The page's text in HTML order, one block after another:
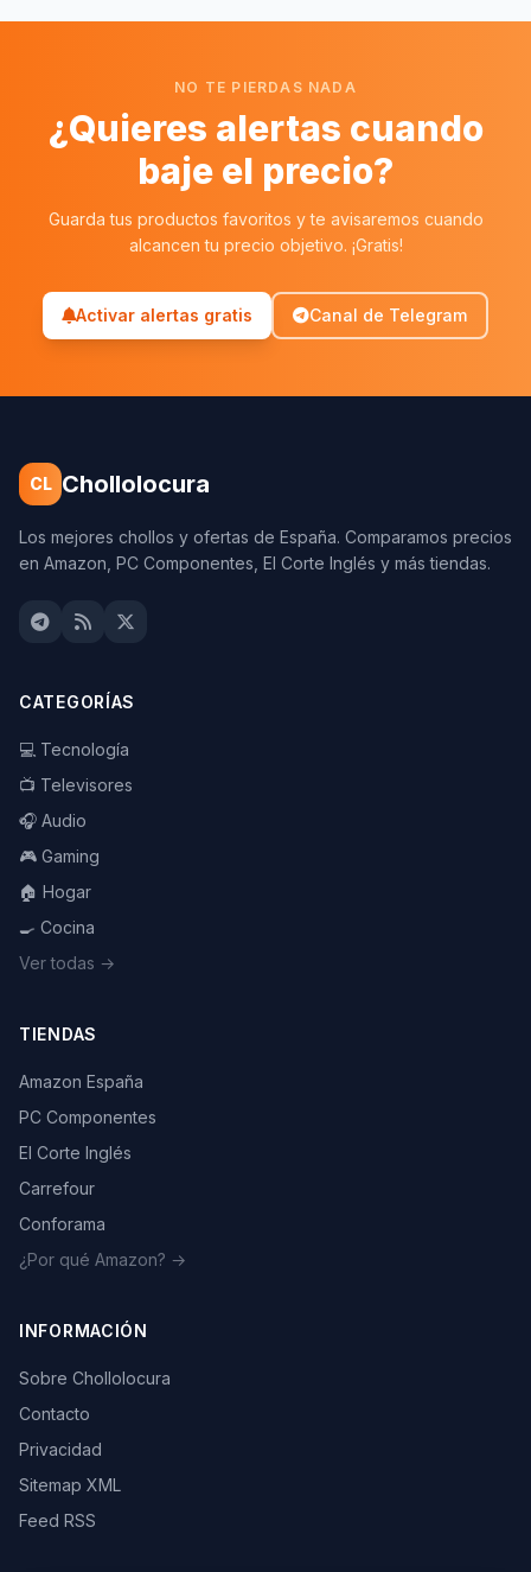
NO TE PIERDAS NADA
¿Quieres alertas cuando
baje el precio?
Guarda tus productos favoritos y te avisaremos cuando
alcancen tu precio objetivo. ¡Gratis!
Activar alertas gratis Canal de Telegram
CL Chollolocura
Los mejores chollos y ofertas de España. Comparamos precios
en Amazon, PC Componentes, El Corte Inglés y más tiendas.
CATEGORÍAS
💻 Tecnología
📺 Televisores
🎧 Audio
🎮 Gaming
🏠 Hogar
🍳 Cocina
Ver todas →
TIENDAS
Amazon España
PC Componentes
El Corte Inglés
Carrefour
Conforama
¿Por qué Amazon? →
INFORMACIÓN
Sobre Chollolocura
Contacto
Privacidad
Sitemap XML
Feed RSS